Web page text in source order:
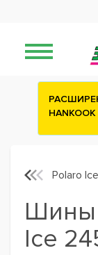
HANKOOK
Polaro Ice
Шины
Ice